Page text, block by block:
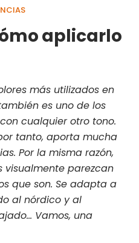
aplicarlo
más utilizados en
es uno de los
cualquier otro tono.
tanto, aporta mucha
Por la misma razón,
visualmente parezcan
que son. Se adapta a
al nórdico y al
Vamos, una